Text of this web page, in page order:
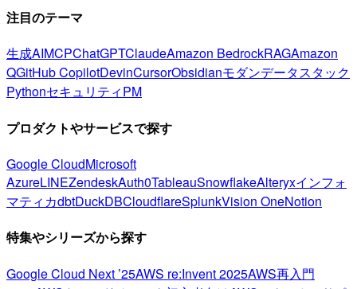
注目のテーマ
生成AIMCPChatGPTClaudeAmazon BedrockRAGAmazon
QGitHub CopilotDevinCursorObsidianモダンデータスタック
PythonセキュリティPM
プロダクトやサービスで探す
Google CloudMicrosoft
AzureLINEZendeskAuth0TableauSnowflakeAlteryxインフォ
マティカdbtDuckDBCloudflareSplunkVision OneNotion
特集やシリーズから探す
Google Cloud Next ’25AWS re:Invent 2025AWS再入門